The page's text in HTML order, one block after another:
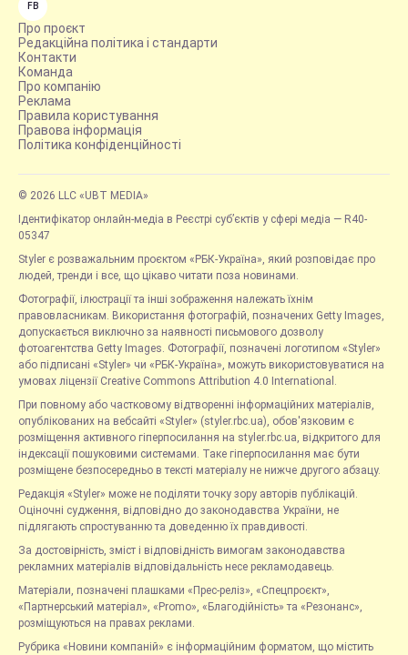
FB
Про проєкт
Редакційна політика і стандарти
Контакти
Команда
Про компанію
Реклама
Правила користування
Правова інформація
Політика конфіденційності
© 2026 LLC «UBT MEDIA»
Ідентифікатор онлайн-медіа в Реєстрі суб’єктів у сфері медіа — R40-
05347
Styler є розважальним проєктом «РБК-Україна», який розповідає про
людей, тренди і все, що цікаво читати поза новинами.
Фотографії, ілюстрації та інші зображення належать їхнім
правовласникам. Використання фотографій, позначених Getty Images,
допускається виключно за наявності письмового дозволу
фотоагентства Getty Images. Фотографії, позначені логотипом «Styler»
або підписані «Styler» чи «РБК-Україна», можуть використовуватися на
умовах ліцензії Creative Commons Attribution 4.0 International.
При повному або частковому відтворенні інформаційних матеріалів,
опублікованих на вебсайті «Styler» (styler.rbc.ua), обов'язковим є
розміщення активного гіперпосилання на styler.rbc.ua, відкритого для
індексації пошуковими системами. Таке гіперпосилання має бути
розміщене безпосередньо в тексті матеріалу не нижче другого абзацу.
Редакція «Styler» може не поділяти точку зору авторів публікацій.
Оціночні судження, відповідно до законодавства України, не
підлягають спростуванню та доведенню їх правдивості.
За достовірність, зміст і відповідність вимогам законодавства
рекламних матеріалів відповідальність несе рекламодавець.
Матеріали, позначені плашками «Прес-реліз», «Спецпроєкт»,
«Партнерський матеріал», «Promo», «Благодійність» та «Резонанс»,
розміщуються на правах реклами.
Рубрика «Новини компаній» є інформаційним форматом, що містить